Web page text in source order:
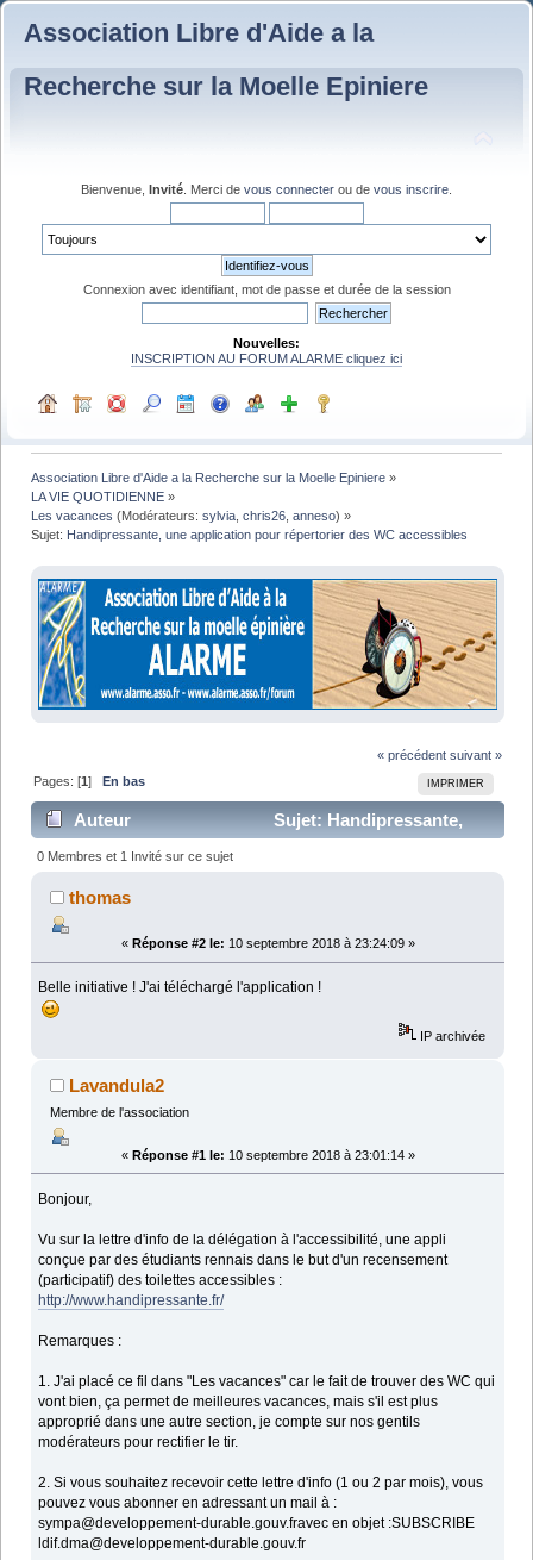
Association Libre d'Aide a la
Recherche sur la Moelle Epiniere
Bienvenue, Invité . Merci de vous connecter ou de vous inscrire
Connexion avec identifiant, mot de passe et durée de la session
Nouvelles:
INSCRIPTION AU FORUM ALARME cliquez ici
Association Libre d'Aide a la Recherche sur la Moelle Epiniere »
LA VIE QUOTIDIENNE »
Les vacances (Modérateurs:sylvia ,chris26 ,anneso) »
Sujet: Handipressante, une application pour répertorier des WC accessibles
« précédent suivant »
IMPRIMER
Pages: [1] En bas
Auteur
Sujet: Handipressante,
une application pour répertorier des WC accessibles
(Lu 6937 fois)
0 Membres et 1 Invité sur ce sujet
thomas
« Réponse #2 le: 10 septembre 2018 à 23:24:09 »
Belle initiative ! J'ai téléchargé l'application !
IP archivée
Lavandula2
Membre de l'association
« Réponse #1 le: 10 septembre 2018 à 23:01:14 »
Bonjour,
Vu sur la lettre d'info de la délégation à l'accessibilité, une appli
conçue par des étudiants rennais dans le but d'un recensement
(participatif) des toilettes accessibles :
http://www.handipressante.fr/
Remarques :
1. J'ai placé ce fil dans "Les vacances" car le fait de trouver des WC qui
vont bien, ça permet de meilleures vacances, mais s'il est plus
approprié dans une autre section, je compte sur nos gentils
modérateurs pour rectifier le tir.
2. Si vous souhaitez recevoir cette lettre d'info (1 ou 2 par mois), vous
pouvez vous abonner en adressant un mail à :
sympa@developpement-durable.gouv.fravec en objet :SUBSCRIBE
ldif.dma@developpement-durable.gouv.fr